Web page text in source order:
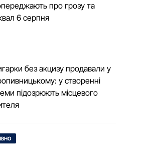
про грозу та
6 серпня
без акцизу продавали у
у створенні
підозрюють місцевого